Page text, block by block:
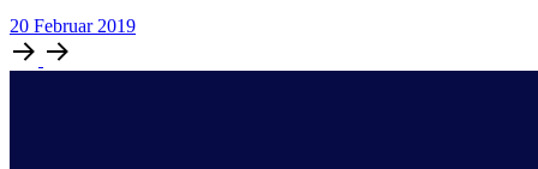
20 Februar 2019